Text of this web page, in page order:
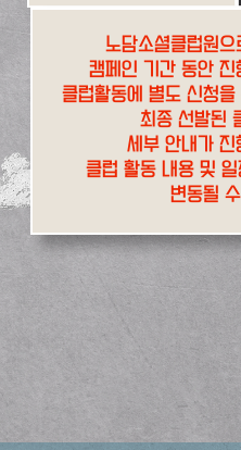
노담소셜클럽원
캠페인 기간 동안
클럽활동에 별도 신청
최종 선발된
세부 안내가 진
클럽 활동 내용 및
변동될